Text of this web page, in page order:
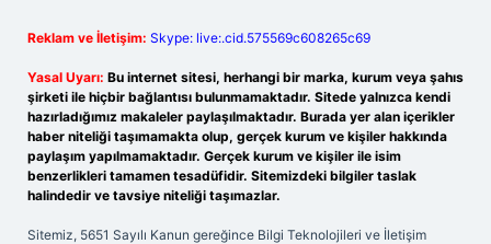
Reklam ve İletişim: Skype: live:.cid.575569c608265c69
Yasal Uyarı: Bu internet sitesi, herhangi bir marka, kurum veya şahıs
şirketi ile hiçbir bağlantısı bulunmamaktadır. Sitede yalnızca kendi
hazırladığımız makaleler paylaşılmaktadır. Burada yer alan içerikler
haber niteliği taşımamakta olup, gerçek kurum ve kişiler hakkında
paylaşım yapılmamaktadır. Gerçek kurum ve kişiler ile isim
benzerlikleri tamamen tesadüfidir. Sitemizdeki bilgiler taslak
halindedir ve tavsiye niteliği taşımazlar.
Sitemiz, 5651 Sayılı Kanun gereğince Bilgi Teknolojileri ve İletişim